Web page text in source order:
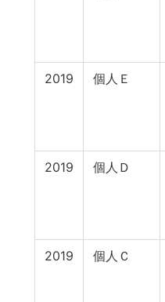
2019 個人Ｅ
2019 個人Ｄ
2019 個人Ｃ